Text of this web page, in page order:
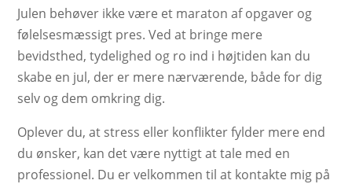
Julen behøver ikke være et maraton af opgaver og
følelsesmæssigt pres. Ved at bringe mere
bevidsthed, tydelighed og ro ind i højtiden kan du
skabe en jul, der er mere nærværende, både for dig
selv og dem omkring dig.
Oplever du, at stress eller konflikter fylder mere end
du ønsker, kan det være nyttigt at tale med en
professionel. Du er velkommen til at kontakte mig på